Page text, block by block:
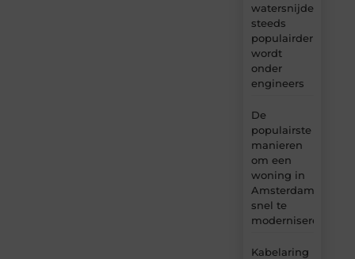
watersnijden
steeds
populairder
wordt
onder
engineers
De
populairste
manieren
om een
woning in
Amsterdam
snel te
moderniseren
Kabelaring